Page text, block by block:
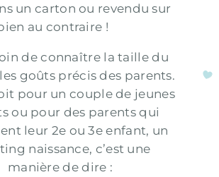
un carton ou revendu sur
au contraire !
de connaître la taille du
goûts précis des parents.
pour un couple de jeunes
ou pour des parents qui
leur 2e ou 3e enfant, un
naissance, c’est une
manière de dire :